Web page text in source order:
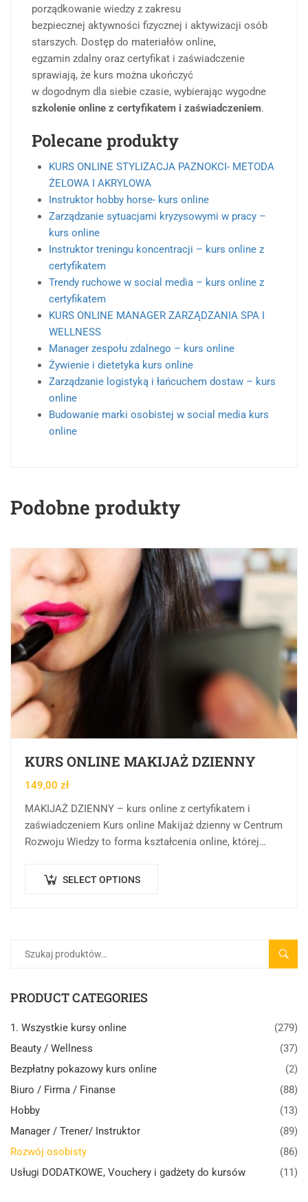
porządkowanie wiedzy z zakresu
bezpiecznej aktywności fizycznej i aktywizacji osób
starszych. Dostęp do materiałów online,
egzamin zdalny oraz certyfikat i zaświadczenie
sprawiają, że kurs można ukończyć
w dogodnym dla siebie czasie, wybierając wygodne
szkolenie online z certyfikatem i zaświadczeniem.
Polecane produkty
KURS ONLINE STYLIZACJA PAZNOKCI- METODA
ŻELOWA I AKRYLOWA
Instruktor hobby horse- kurs online
Zarządzanie sytuacjami kryzysowymi w pracy –
kurs online
Instruktor treningu koncentracji – kurs online z
certyfikatem
Trendy ruchowe w social media – kurs online z
certyfikatem
KURS ONLINE MANAGER ZARZĄDZANIA SPA I
WELLNESS
Manager zespołu zdalnego – kurs online
Żywienie i dietetyka kurs online
Zarządzanie logistyką i łańcuchem dostaw – kurs
online
Budowanie marki osobistej w social media kurs
online
Podobne produkty
KURS ONLINE MAKIJAŻ DZIENNY
149,00 zł
MAKIJAŻ DZIENNY – kurs online z certyfikatem i
zaświadczeniem Kurs online Makijaż dzienny w Centrum
Rozwoju Wiedzy to forma kształcenia online, której
oraz…
SELECT OPTIONS
PRODUCT CATEGORIES
1. Wszystkie kursy online
(279)
Beauty / Wellness
(37)
Bezpłatny pokazowy kurs online
(2)
Biuro / Firma / Finanse
(88)
Hobby
(13)
Manager / Trener/ Instruktor
(89)
Rozwój osobisty
(86)
Usługi DODATKOWE, Vouchery i gadżety do kursów
(11)